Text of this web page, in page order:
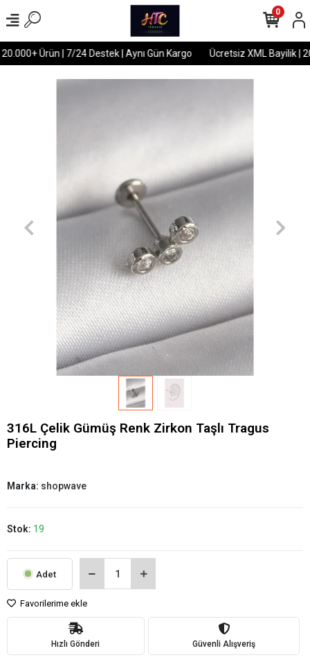
Ürün | 7/24 Destek | Aynı Gün Kargo Ücretsiz XML Bayilik |
0
316L Çelik Gümüş Renk Zirkon Taşlı Tragus
Piercing
Marka: shopwave
Stok: 19
Adet
Favorilerime ekle
Hızlı Gönderi Güvenli Alışveriş